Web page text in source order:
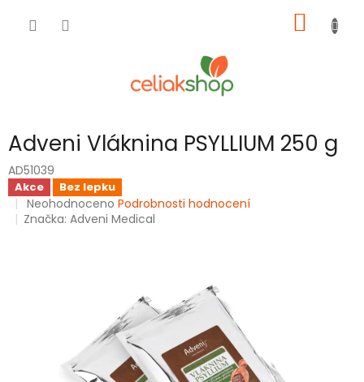
KOŠÍK
Adveni Vláknina PSYLLIUM 250 g
AD51039
Akce Bez lepku
Průměrné
hodnocení
Neohodnoceno Podrobnosti hodnocení
Značka:Adveni Medical